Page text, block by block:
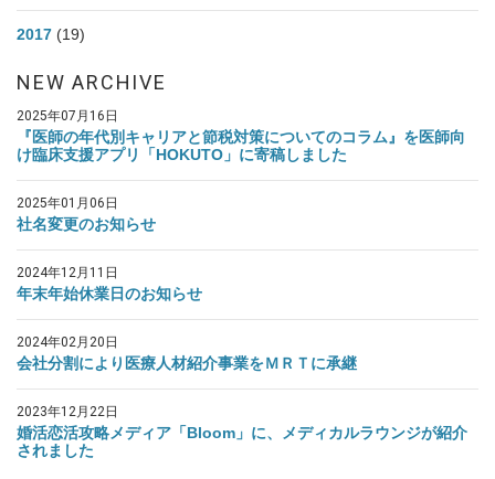
2017 (19)
NEW ARCHIVE
2025年07月16日
『医師の年代別キャリアと節税対策についてのコラム』を医師向
け臨床支援アプリ「HOKUTO」に寄稿しました
2025年01月06日
社名変更のお知らせ
2024年12月11日
年末年始休業日のお知らせ
2024年02月20日
会社分割により医療人材紹介事業をＭＲＴに承継
2023年12月22日
婚活恋活攻略メディア「Bloom」に、メディカルラウンジが紹介
されました